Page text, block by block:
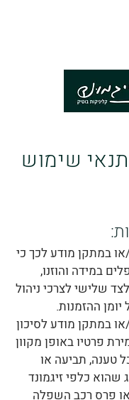
שימוש
במתקן מודע לכך כי
במידה והוזנו,
שלישי לצרכי ניהול
יומן ההזמנות.
במתקן מודע לסיכון
פרטיו באופן מקוון
טענה, תביעה או
שהוא כלפי זיגמונד
או פרס רכב השפלה